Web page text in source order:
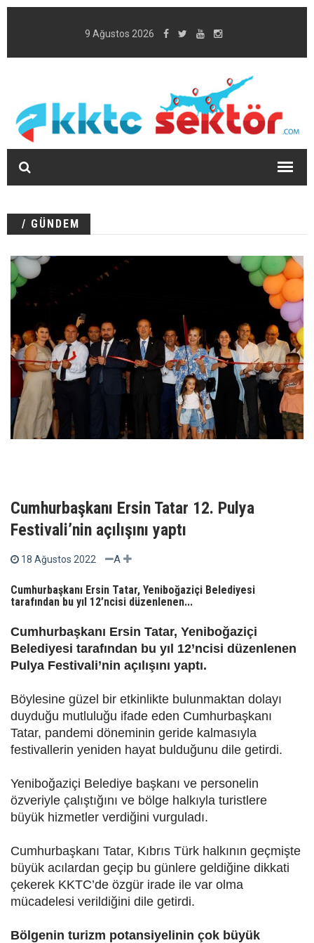
9 Ağustos 2026
/ GÜNDEM
Cumhurbaşkanı Ersin Tatar 12. Pulya
Festivali’nin açılışını yaptı
18 Ağustos 2022 A
Cumhurbaşkanı Ersin Tatar, Yeniboğaziçi Belediyesi
tarafından bu yıl 12’ncisi düzenlenen...
Cumhurbaşkanı Ersin Tatar, Yeniboğaziçi
Belediyesi tarafından bu yıl 12’ncisi düzenlenen
Pulya Festivali’nin açılışını yaptı.
Böylesine güzel bir etkinlikte bulunmaktan dolayı
duyduğu mutluluğu ifade eden Cumhurbaşkanı
Tatar, pandemi döneminin geride kalmasıyla
festivallerin yeniden hayat bulduğunu dile getirdi.
Yeniboğaziçi Belediye başkanı ve personelin
özveriyle çalıştığını ve bölge halkıyla turistlere
büyük hizmetler verdiğini vurguladı.
Cumhurbaşkanı Tatar, Kıbrıs Türk halkının geçmişte
büyük acılardan geçip bu günlere geldiğine dikkati
çekerek KKTC’de özgür irade ile var olma
mücadelesi verildiğini dile getirdi.
Bölgenin turizm potansiyelinin çok büyük